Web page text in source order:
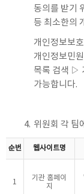
동의를 받기
등 최소한의
개인정보보
개인정보민
목록 검색 ▷
가능합니다.
4. 위원회 각 팀
순번 웹사이트명
1
기관 홈페이
지